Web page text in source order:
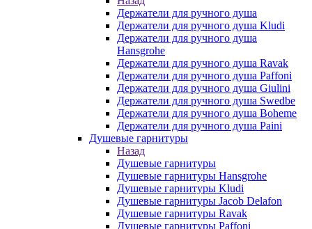
Держатели для ручного душа
Держатели для ручного душа Kludi
Держатели для ручного душа
Hansgrohe
Держатели для ручного душа Ravak
Держатели для ручного душа Paffoni
Держатели для ручного душа Giulini
Держатели для ручного душа Swedbe
Держатели для ручного душа Boheme
Держатели для ручного душа Paini
Душевые гарнитуры
Назад
Душевые гарнитуры
Душевые гарнитуры Hansgrohe
Душевые гарнитуры Kludi
Душевые гарнитуры Jacob Delafon
Душевые гарнитуры Ravak
Душевые гарнитуры Paffoni